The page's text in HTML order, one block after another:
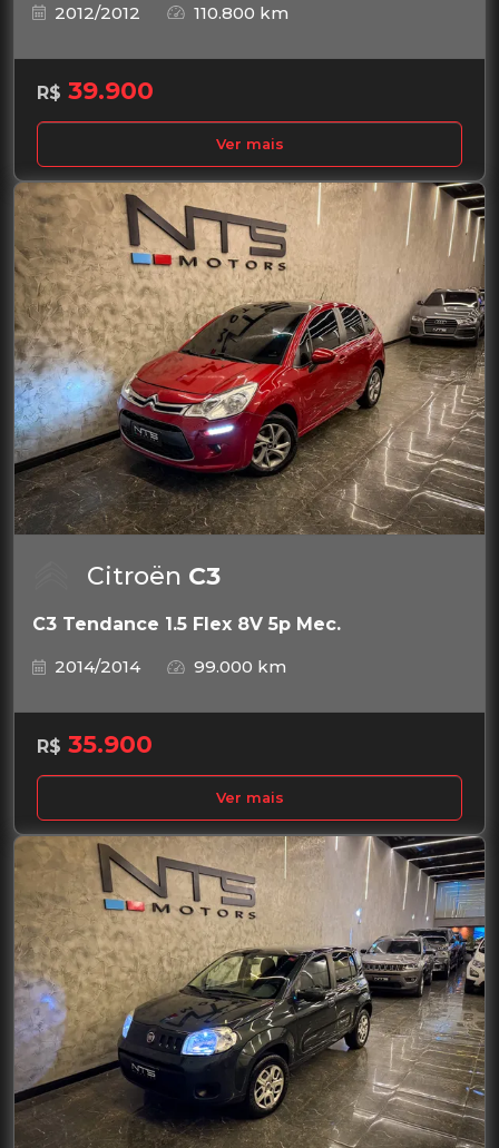
2012/2012
110.800 km
R$ 39.900
Ver mais
Citroën C3
C3 Tendance 1.5 Flex 8V 5p Mec.
2014/2014
99.000 km
R$ 35.900
Ver mais